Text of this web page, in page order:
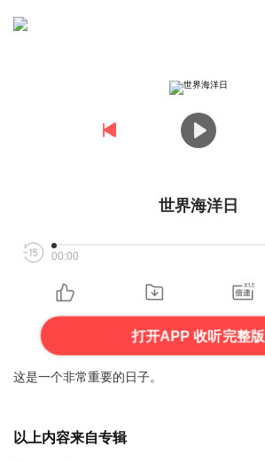
世界海洋日
00:00
打开APP 收听完整版
这是一个非常重要的日子。
以上内容来自专辑